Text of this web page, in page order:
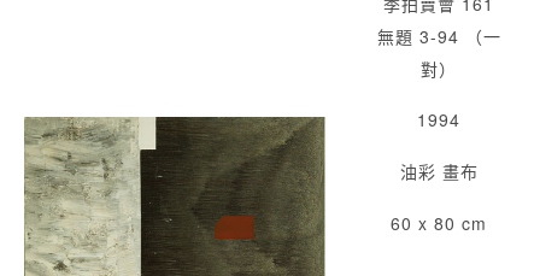
無題 3-94 （一
對）
1994
油彩 畫布
60 x 80 cm